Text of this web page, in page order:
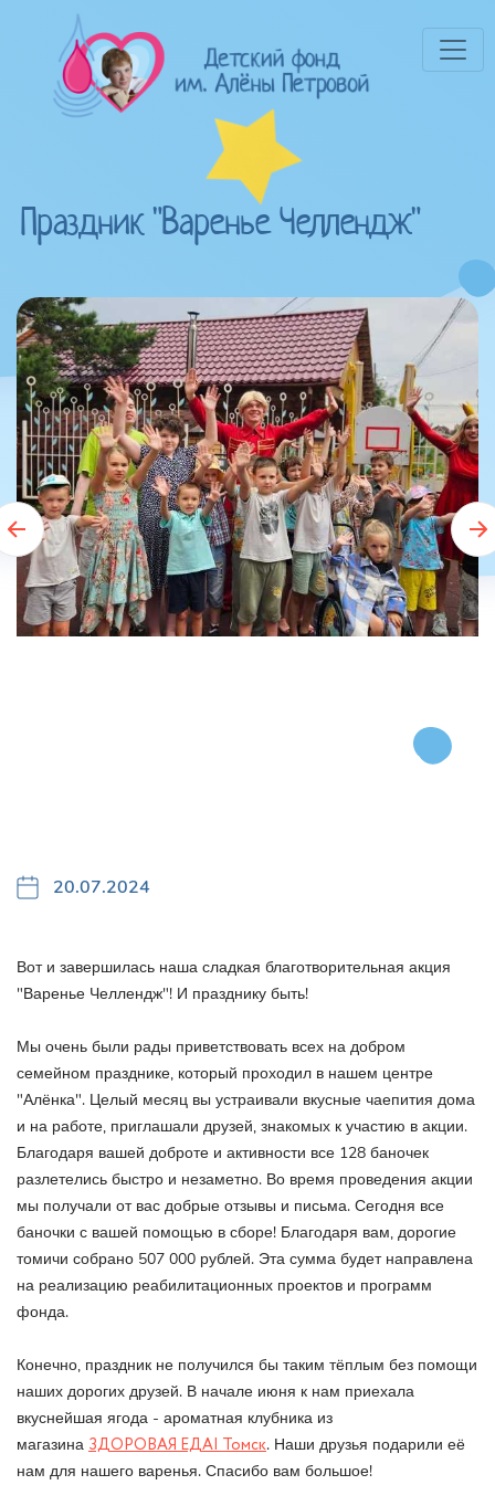
Праздник "Варенье Челлендж"
20.07.2024
Вот и завершилась наша сладкая благотворительная акция
"Варенье Челлендж"! И празднику быть!
Мы очень были рады приветствовать всех на добром
семейном празднике, который проходил в нашем центре
"Алёнка". Целый месяц вы устраивали вкусные чаепития дома
и на работе, приглашали друзей, знакомых к участию в акции.
Благодаря вашей доброте и активности все 128 баночек
разлетелись быстро и незаметно. Во время проведения акции
мы получали от вас добрые отзывы и письма. Сегодня все
баночки с вашей помощью в сборе! Благодаря вам, дорогие
томичи собрано 507 000 рублей. Эта сумма будет направлена
на реализацию реабилитационных проектов и программ
фонда.
Конечно, праздник не получился бы таким тёплым без помощи
наших дорогих друзей. В начале июня к нам приехала
вкуснейшая ягода - ароматная клубника из
магазина ЗДОРОВАЯ ЕДА| Томск. Наши друзья подарили её
нам для нашего варенья. Спасибо вам большое!